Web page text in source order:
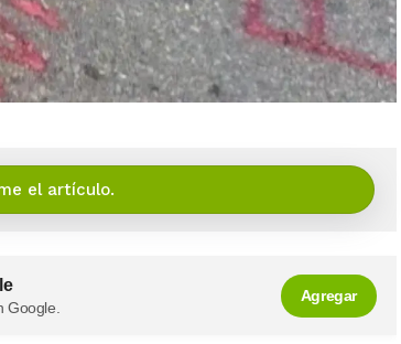
el artículo.
Google.
Agregar